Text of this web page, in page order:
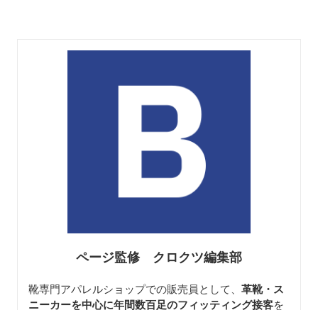
ページ監修 クロクツ編集部
靴専門アパレルショップでの販売員として、 革靴・ス
ニーカーを中心に年間数百足のフィッティング接客を